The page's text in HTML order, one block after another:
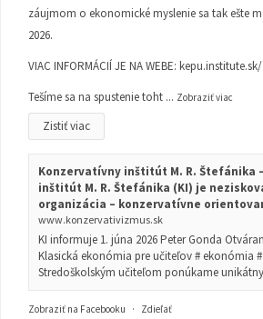
záujmom o ekonomické myslenie sa tak ešte
2026.
VIAC INFORMÁCIÍ JE NA WEBE: kepu.institute.sk/
Tešíme sa na spustenie toht ... Zobraziť viac
Zistiť viac
Konzervatívny inštitút M. R. Štefánika
inštitút M. R. Štefánika (KI) je
organizácia – konzervatívne
www.konzervativizmus.sk
KI informuje 1. júna 2026 Peter Gonda
Klasická ekonómia pre učiteľov # ekonómia
Stredoškolským učiteľom ponúkame
Zobraziť na Facebooku · Zdieľať